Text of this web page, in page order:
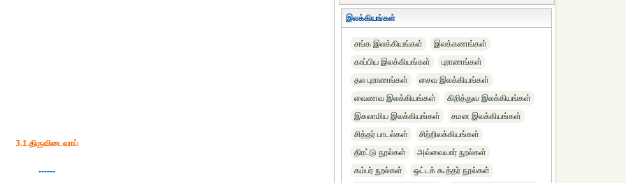
3.1.திருவிடைவாய்
------
இலக்கியங்கள்
சங்க இலக்கியங்கள்
இலக்கணங்கள்
காப்பிய இலக்கியங்கள்
புராணங்கள்
தல புராணங்கள்
சைவ இலக்கியங்கள்
வைணவ இலக்கியங்கள்
கிறித்துவ இலக்கியங்கள்
இசுலாமிய இலக்கியங்கள்
சமன இலக்கியங்கள்
சித்தர் பாடல்கள்
சிற்றிலக்கியங்கள்
திரட்டு நூல்கள்
அவ்வையார் நூல்கள்
கம்பர் நூல்கள்
ஒட்டக் கூத்தர் நூல்கள்